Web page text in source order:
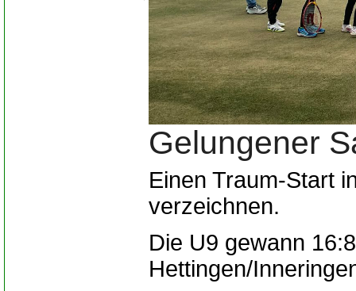
Gelungener
Einen Traum-Start
verzeichnen.
Die U9 gewann
Hettingen/